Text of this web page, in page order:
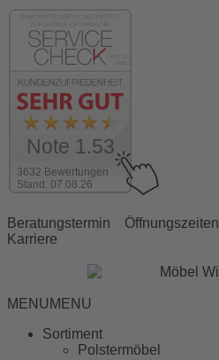
3632 Bewertungen
Stand: 07.08.26
Note 1.53
Beratungstermin Öffnungszeiten
Karriere
MENUMENU
Sortiment
Polstermöbel